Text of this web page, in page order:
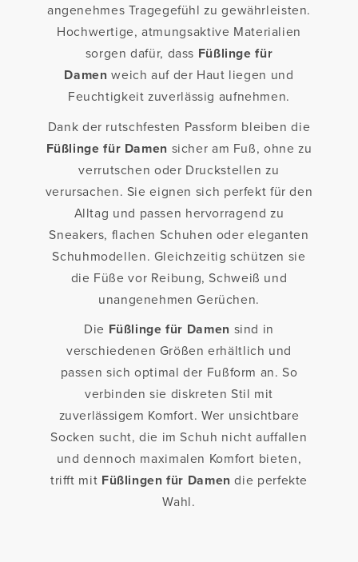
angenehmes Tragegefühl zu gewährleisten.
Hochwertige, atmungsaktive Materialien
sorgen dafür, dass Füßlinge für
Damen weich auf der Haut liegen und
Feuchtigkeit zuverlässig aufnehmen.
Dank der rutschfesten Passform bleiben die
Füßlinge für Damen sicher am Fuß, ohne zu
verrutschen oder Druckstellen zu
verursachen. Sie eignen sich perfekt für den
Alltag und passen hervorragend zu
Sneakers, flachen Schuhen oder eleganten
Schuhmodellen. Gleichzeitig schützen sie
die Füße vor Reibung, Schweiß und
unangenehmen Gerüchen.
Die Füßlinge für Damen sind in
verschiedenen Größen erhältlich und
passen sich optimal der Fußform an. So
verbinden sie diskreten Stil mit
zuverlässigem Komfort. Wer unsichtbare
Socken sucht, die im Schuh nicht auffallen
und dennoch maximalen Komfort bieten,
trifft mit Füßlingen für Damen die perfekte
Wahl.